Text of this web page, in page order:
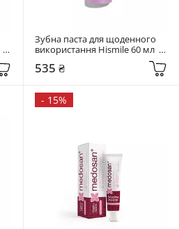
Зубна паста для щоденного
використання Hismile 60 мл
535 ₴
- 15%